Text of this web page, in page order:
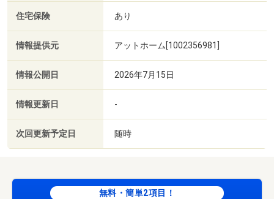
住宅保険 あり
情報提供元 アットホーム[1002356981]
情報公開日 2026年7月15日
情報更新日 -
次回更新予定日 随時
無料・簡単2項目！